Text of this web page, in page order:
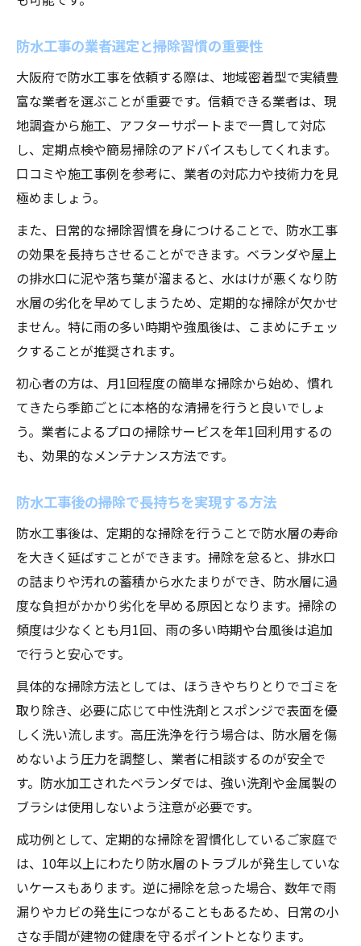
防水工事の業者選定と掃除習慣の重要性
大阪府で防水工事を依頼する際は、地域密着型で実績豊
富な業者を選ぶことが重要です。信頼できる業者は、現
地調査から施工、アフターサポートまで一貫して対応
し、定期点検や簡易掃除のアドバイスもしてくれます。
口コミや施工事例を参考に、業者の対応力や技術力を見
極めましょう。
また、日常的な掃除習慣を身につけることで、防水工事
の効果を長持ちさせることができます。ベランダや屋上
の排水口に泥や落ち葉が溜まると、水はけが悪くなり防
水層の劣化を早めてしまうため、定期的な掃除が欠かせ
ません。特に雨の多い時期や強風後は、こまめにチェッ
クすることが推奨されます。
初心者の方は、月1回程度の簡単な掃除から始め、慣れ
てきたら季節ごとに本格的な清掃を行うと良いでしょ
う。業者によるプロの掃除サービスを年1回利用するの
も、効果的なメンテナンス方法です。
防水工事後の掃除で長持ちを実現する方法
防水工事後は、定期的な掃除を行うことで防水層の寿命
を大きく延ばすことができます。掃除を怠ると、排水口
の詰まりや汚れの蓄積から水たまりができ、防水層に過
度な負担がかかり劣化を早める原因となります。掃除の
頻度は少なくとも月1回、雨の多い時期や台風後は追加
で行うと安心です。
具体的な掃除方法としては、ほうきやちりとりでゴミを
取り除き、必要に応じて中性洗剤とスポンジで表面を優
しく洗い流します。高圧洗浄を行う場合は、防水層を傷
めないよう圧力を調整し、業者に相談するのが安全で
す。防水加工されたベランダでは、強い洗剤や金属製の
ブラシは使用しないよう注意が必要です。
成功例として、定期的な掃除を習慣化しているご家庭で
は、10年以上にわたり防水層のトラブルが発生していな
いケースもあります。逆に掃除を怠った場合、数年で雨
漏りやカビの発生につながることもあるため、日常の小
さな手間が建物の健康を守るポイントとなります。